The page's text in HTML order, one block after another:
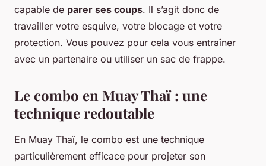
capable de parer ses coups. Il s’agit donc de
travailler votre esquive, votre blocage et votre
protection. Vous pouvez pour cela vous entraîner
avec un partenaire ou utiliser un sac de frappe.
Le combo en Muay Thaï : une
technique redoutable
En Muay Thaï, le combo est une technique
particulièrement efficace pour projeter son